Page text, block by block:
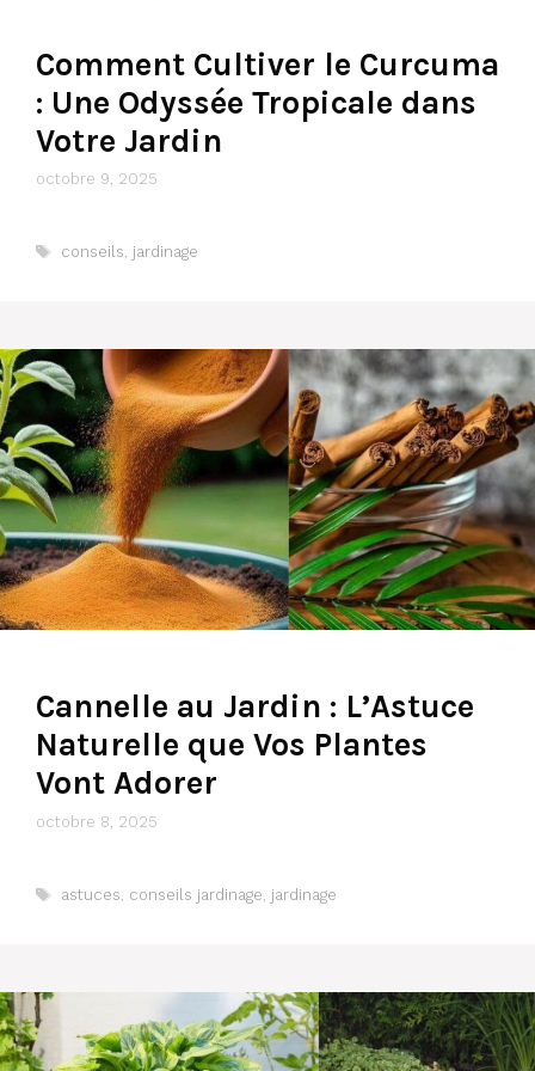
Comment Cultiver le Curcuma
: Une Odyssée Tropicale dans
Votre Jardin
octobre 9, 2025
Étiquettes
conseils, jardinage
Cannelle au Jardin : L’Astuce
Naturelle que Vos Plantes
Vont Adorer
octobre 8, 2025
Étiquettes
astuces conseils jardinage jardinage